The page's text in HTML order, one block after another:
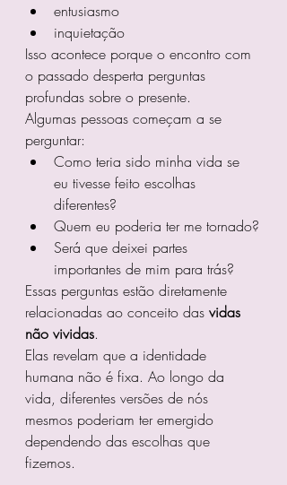
entusiasmo
inquietação
Isso acontece porque o encontro com
o passado desperta perguntas
profundas sobre o presente.
Algumas pessoas começam a se
perguntar:
Como teria sido minha vida se
eu tivesse feito escolhas
diferentes?
Quem eu poderia ter me tornado?
Será que deixei partes
importantes de mim para trás?
Essas perguntas estão diretamente
relacionadas ao conceito das vidas
não vividas.
Elas revelam que a identidade
humana não é fixa. Ao longo da
vida, diferentes versões de nós
mesmos poderiam ter emergido
dependendo das escolhas que
fizemos.